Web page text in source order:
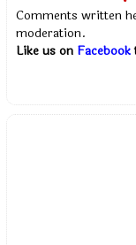
Comments written
moderation.
Like us on Facebook